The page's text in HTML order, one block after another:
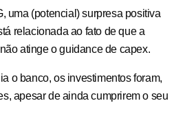
uma (potencial) surpresa positiva
relacionada ao fato de que a
atinge o guidance de capex.
o banco, os investimentos foram,
apesar de ainda cumprirem o seu